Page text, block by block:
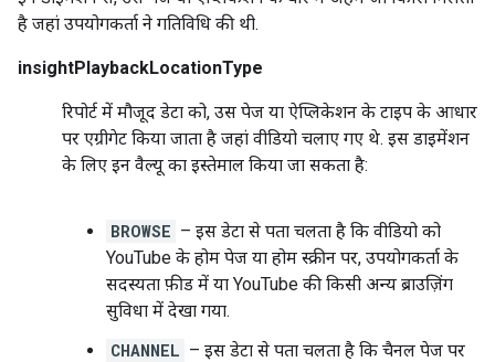
है जहां उपयोगकर्ता ने गतिविधि की थी.
insightPlaybackLocationType
रिपोर्ट में मौजूद डेटा को, उस पेज या ऐप्लिकेशन के टाइप के आधार
पर एग्रीगेट किया जाता है जहां वीडियो चलाए गए थे. इस डाइमेंशन
के लिए इन वैल्यू का इस्तेमाल किया जा सकता है:
BROWSE – इस डेटा से पता चलता है कि वीडियो को
YouTube के होम पेज या होम स्क्रीन पर, उपयोगकर्ता के
सदस्यता फ़ीड में या YouTube की किसी अन्य ब्राउज़िंग
सुविधा में देखा गया.
CHANNEL – इस डेटा से पता चलता है कि चैनल पेज पर